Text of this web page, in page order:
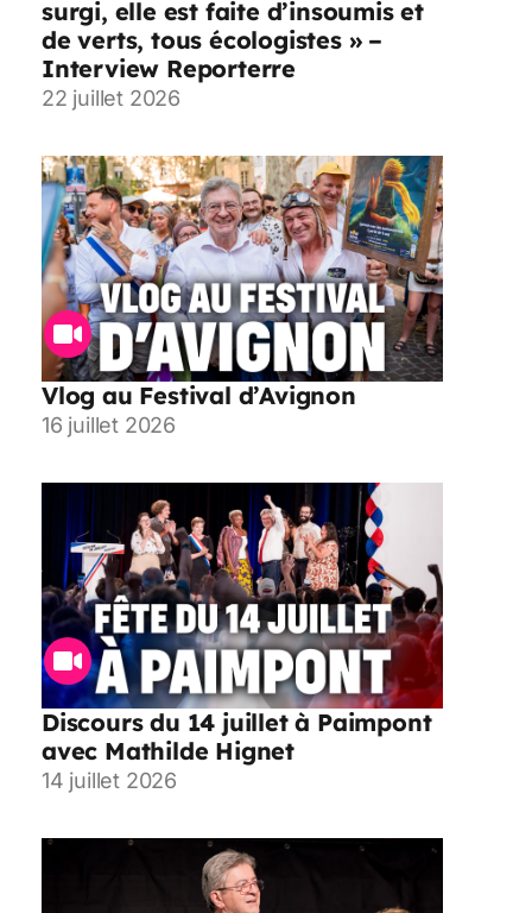
surgi, elle est faite d’insoumis et
de verts, tous écologistes » –
Interview Reporterre
22 juillet 2026
Vlog au Festival d’Avignon
16 juillet 2026
Discours du 14 juillet à Paimpont
avec Mathilde Hignet
14 juillet 2026